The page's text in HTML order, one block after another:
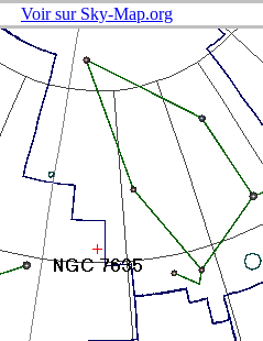
Voir sur Sky-Map.org